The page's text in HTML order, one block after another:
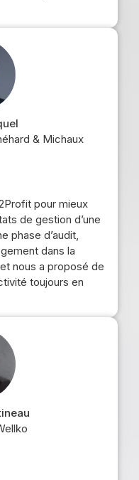
& Michaux
pour mieux
de gestion d’une
phase d’audit,
dans la
nous a proposé de
toujours en